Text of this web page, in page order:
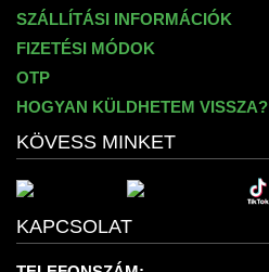
SZÁLLÍTÁSI INFORMÁCIÓK
FIZETÉSI MÓDOK
OTP
HOGYAN KÜLDHETEM VISSZA?
KÖVESS MINKET
KAPCSOLAT